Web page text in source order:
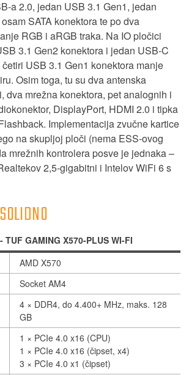
a 2.0, jedan USB 3.1 Gen1, jedan
SATA konektora te po dva
RGB i aRGB traka. Na IO pločici
3.1 Gen2 konektora i jedan USB-C
USB 3.1 Gen1 konektora manje
Osim toga, tu su dva antenska
dva mrežna konektora, pet analognih i
DisplayPort, HDMI 2.0 i tipka
Implementacija zvučne kartice
na skupljoj ploči (nema ESS-ovog
mrežnih kontrolera posve je jednaka –
2,5-gigabitni i Intelov WiFi 6 s
TUF GAMING X570-PLUS WI-FI
AMD X570
Socket AM4
4 × DDR4, do 4.400+ MHz, maks. 128
GB
1 × PCIe 4.0 x16 (CPU)
1 × PCIe 4.0 x16 (čipset, x4)
3 × PCIe 4.0 x1 (čipset)